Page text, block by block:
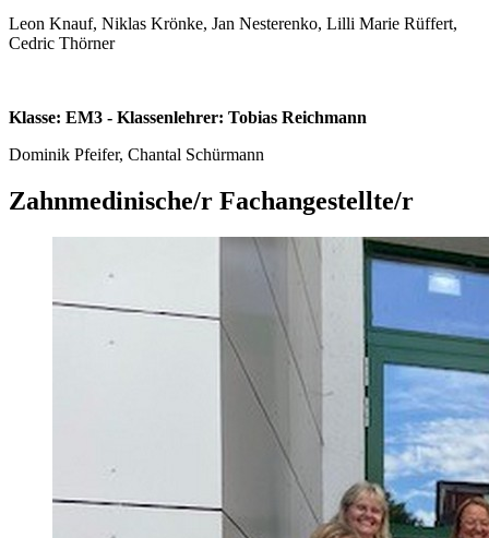
Leon Knauf, Niklas Krönke, Jan Nesterenko, Lilli Marie Rüffert,
Cedric Thörner
Klasse: EM3 - Klassenlehrer: Tobias Reichmann
Dominik Pfeifer, Chantal Schürmann
Zahnmedinische/r Fachangestellte/r